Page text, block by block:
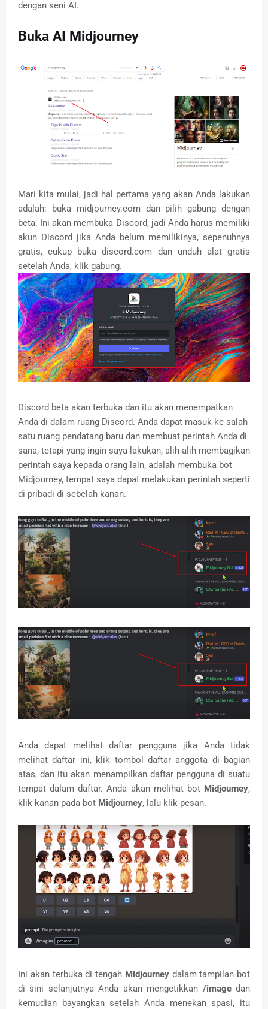
dengan seni AI.
Buka AI Midjourney
Mari kita mulai, jadi hal pertama yang akan Anda lakukan
adalah: buka midjourney.com dan pilih gabung dengan
beta. Ini akan membuka Discord, jadi Anda harus memiliki
akun Discord jika Anda belum memilikinya, sepenuhnya
gratis, cukup buka discord.com dan unduh alat gratis
setelah Anda, klik gabung.
Discord beta akan terbuka dan itu akan menempatkan
Anda di dalam ruang Discord. Anda dapat masuk ke salah
satu ruang pendatang baru dan membuat perintah Anda di
sana, tetapi yang ingin saya lakukan, alih-alih membagikan
perintah saya kepada orang lain, adalah membuka bot
Midjourney, tempat saya dapat melakukan perintah seperti
di pribadi di sebelah kanan.
Anda dapat melihat daftar pengguna jika Anda tidak
melihat daftar ini, klik tombol daftar anggota di bagian
atas, dan itu akan menampilkan daftar pengguna di suatu
tempat dalam daftar.Anda akan melihat bot Midjourney,
klik kanan pada bot Midjourney, lalu klik pesan.
Ini akan terbuka di tengah Midjourney dalam tampilan bot
di sini selanjutnya Anda akan mengetikkan /imagedan
kemudian bayangkan setelah Anda menekan spasi, itu